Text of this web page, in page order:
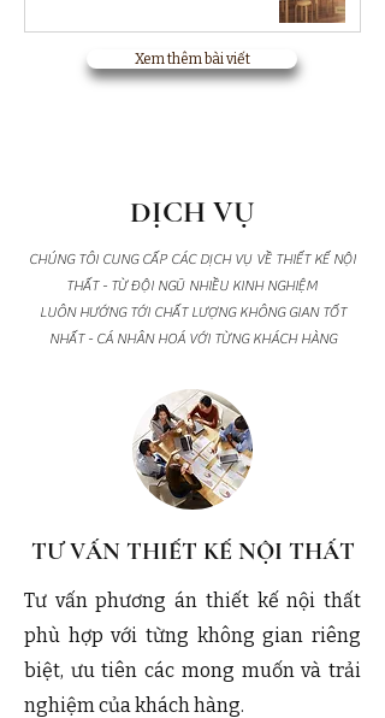
Xem thêm bài viết
DỊCH VỤ
CHÚNG TÔI CUNG CẤP CÁC DỊCH VỤ VỀ THIẾT KẾ NỘI
THẤT - TỪ ĐỘI NGŨ NHIỀU KINH NGHIỆM
LUÔN HƯỚNG TỚI CHẤT LƯỢNG KHÔNG GIAN TỐT
NHẤT - CÁ NHÂN HOÁ VỚI TỪNG KHÁCH HÀNG
TƯ VẤN THIẾT KẾ NỘI THẤT
Tư vấn phương án thiết kế nội thất
phù hợp với từng không gian riêng
biệt, ưu tiên các mong muốn và trải
nghiệm của khách hàng.